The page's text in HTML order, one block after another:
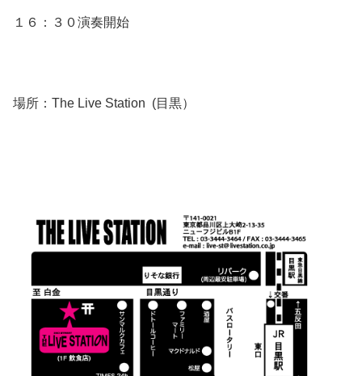
１６：３０演奏開始
場所：The Live Station (目黒）